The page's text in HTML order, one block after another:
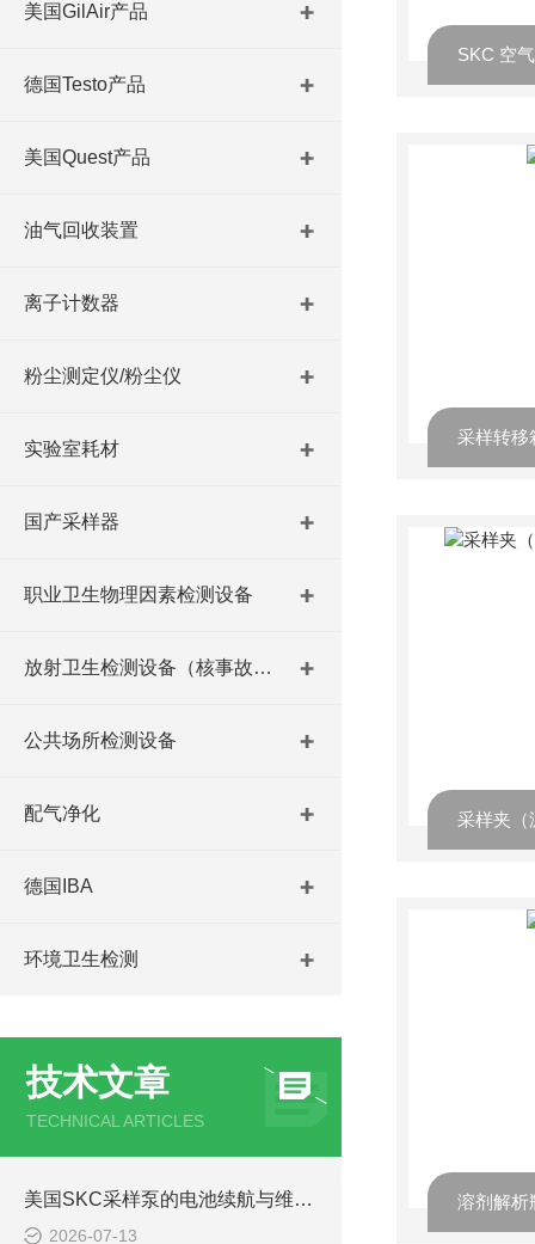
美国GilAir产品
德国Testo产品
美国Quest产品
油气回收装置
离子计数器
粉尘测定仪/粉尘仪
实验室耗材
国产采样器
职业卫生物理因素检测设备
放射卫生检测设备（核事故与放射医学）
公共场所检测设备
配气净化
德国IBA
环境卫生检测
技术文章
TECHNICAL ARTICLES
美国SKC采样泵的电池续航与维护指南
2026-07-13
SKC 空
采样转移
溶剂解析